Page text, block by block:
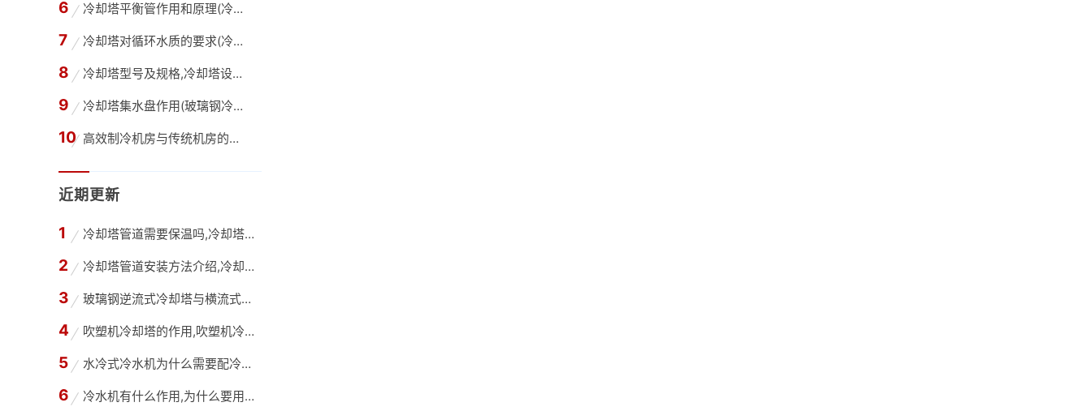
冷却塔平衡管作用和原理(冷却塔内的平衡管是干
冷却塔对循环水质的要求(冷却塔循环水水质要求
冷却塔型号及规格,冷却塔设计选型的估算方法
冷却塔集水盘作用(玻璃钢冷却塔积水盘容量湿球
高效制冷机房与传统机房的区别,高效机房与普通
近期更新
冷却塔管道需要保温吗,冷却塔只在夏季使用管道
冷却塔管道安装方法介绍,冷却塔管道改造公司
玻璃钢逆流式冷却塔与横流式冷却塔有什么不同？
吹塑机冷却塔的作用,吹塑机冷却塔选型计算
水冷式冷水机为什么需要配冷却塔,冷水机和冷却
冷水机有什么作用,为什么要用冷水机？